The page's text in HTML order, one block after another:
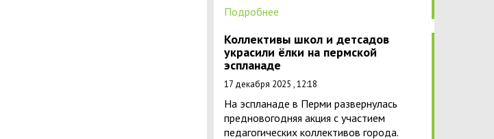
Подробнее
Коллективы школ и детсадов
украсили ёлки на пермской
эспланаде
17 декабря 2025 , 12:18
На эспланаде в Перми развернулась
предновогодняя акция с участием
педагогических коллективов города.